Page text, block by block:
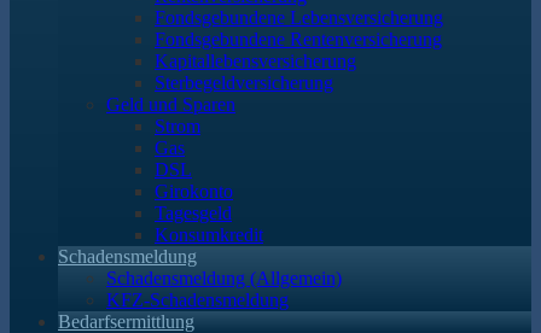
Fondsgebundene Lebensversicherung
Fondsgebundene Rentenversicherung
Kapitallebensversicherung
Sterbegeldversicherung
Geld und Sparen
Strom
Gas
DSL
Girokonto
Tagesgeld
Konsumkredit
Schadensmeldung
Schadensmeldung (Allgemein)
KFZ-Schadensmeldung
Bedarfsermittlung